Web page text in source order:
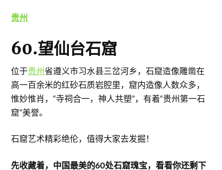
贵州
60.望仙台石窟
位于贵州省遵义市习水县三岔河乡，石窟造像雕凿在
高一百余米的红砂石质岩腔里，窟内造像人数众多，
惟妙惟肖，“寺祠合一，神人共塑”，有着“贵州第一石
窟”美誉。
石窟艺术精彩绝伦，值得大家去发掘！
​先收藏着，中国最美的60处石窟瑰宝，看看你还剩下